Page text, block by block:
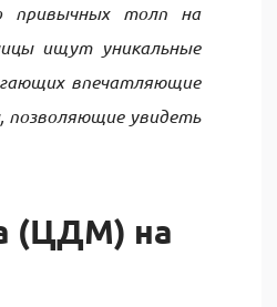
привычных толп на
ищут уникальные
впечатляющие
увидеть
(ЦДМ) на